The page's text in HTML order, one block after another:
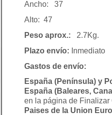
Ancho: 37
Alto: 47
Peso aprox.: 2.7Kg.
Plazo envío: Inmediato
Gastos de envío:
España (Península) y
España (Baleares,
en la página de Finalizar
Paises de la Union